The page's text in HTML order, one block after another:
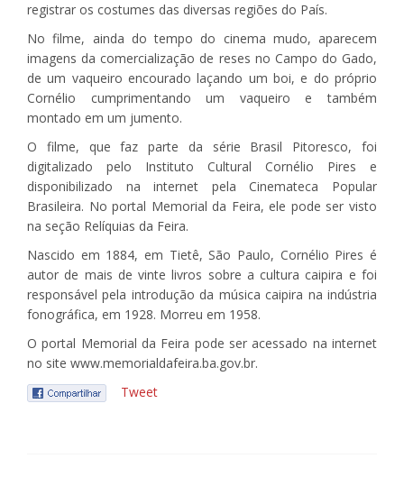
registrar os costumes das diversas regiões do País.
No filme, ainda do tempo do cinema mudo, aparecem
imagens da comercialização de reses no Campo do Gado,
de um vaqueiro encourado laçando um boi, e do próprio
Cornélio cumprimentando um vaqueiro e também
montado em um jumento.
O filme, que faz parte da série Brasil Pitoresco, foi
digitalizado pelo Instituto Cultural Cornélio Pires e
disponibilizado na internet pela Cinemateca Popular
Brasileira. No portal Memorial da Feira, ele pode ser visto
na seção Relíquias da Feira.
Nascido em 1884, em Tietê, São Paulo, Cornélio Pires é
autor de mais de vinte livros sobre a cultura caipira e foi
responsável pela introdução da música caipira na indústria
fonográfica, em 1928. Morreu em 1958.
O portal Memorial da Feira pode ser acessado na internet
no site www.memorialdafeira.ba.gov.br.
Tweet